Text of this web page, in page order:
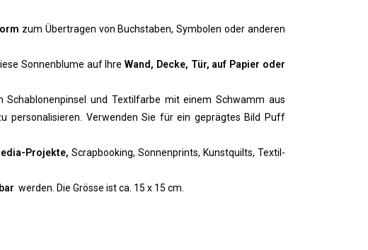
zum Übertragen von Buchstaben, Symbolen oder anderen
Sonnenblume auf IhreWand, Decke, Tür, auf Papier oder
Schablonenpinsel und Textilfarbe mit einem Schwamm aus
personalisieren. Verwenden Sie für ein geprägtes Bild Puff
Projekte, Scrapbooking, Sonnenprints, Kunstquilts, Textil-
werden. Die Grösse ist ca. 15 x 15 cm.